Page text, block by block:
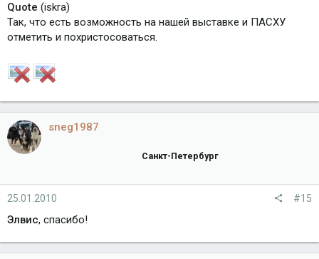
Quote (iskra)
Так, что есть возможность на нашей выставке и ПАСХУ
отметить и похристосоваться.
sneg1987
Санкт-Петербург
25.01.2010 #15
Элвис, спасибо!